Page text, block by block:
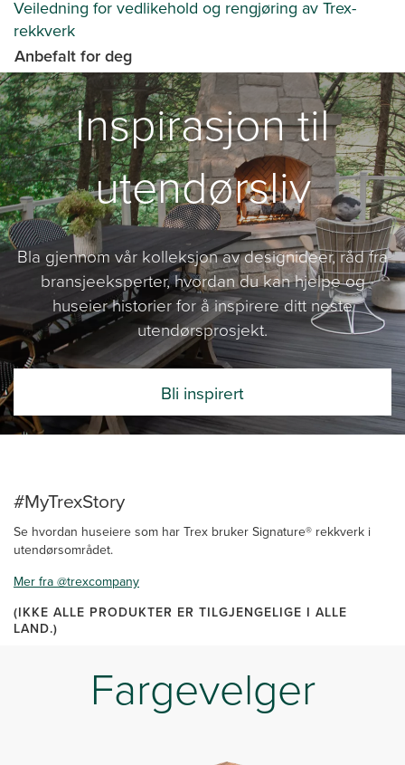
Veiledning for vedlikehold og rengjøring av Trex-
rekkverk
Anbefalt for deg
Inspirasjon til
utendørsliv
Bla gjennom vår kolleksjon av designideer, råd fra
bransjeeksperter, hvordan du kan hjelpe og
huseier historier for å inspirere ditt neste
utendørsprosjekt.
Bli inspirert
#MyTrexStory
Se hvordan huseiere som har Trex bruker Signature® rekkverk i
utendørsområdet.
Mer fra @trexcompany
(IKKE ALLE PRODUKTER ER TILGJENGELIGE I ALLE
LAND.)
Fargevelger